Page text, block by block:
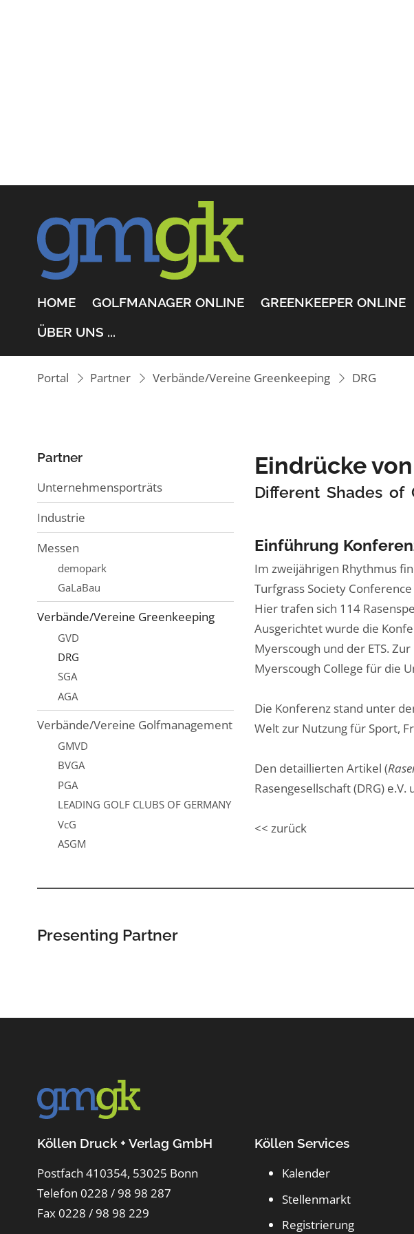
HOME GOLFMANAGER ONLINE GREENKEEPER ONLINE
ÜBER UNS ...
Portal Partner Verbände/Vereine Greenkeeping DRG
Eindrücke
Different Shades of
Einführung
Im zweijährigen Rhythmus
Turfgrass Society
Hier trafen sich 114
Ausgerichtet wurde die
Myerscough und der ETS.
Myerscough College für die
Die Konferenz stand unter
Welt zur Nutzung für Sport,
Den detaillierten Artikel (
Rasengesellschaft (DRG)
<< zurück
Partner
Unternehmensporträts
Industrie
Messen
demopark
GaLaBau
Verbände/Vereine Greenkeeping
GVD
DRG
SGA
AGA
Verbände/Vereine Golfmanagement
GMVD
BVGA
PGA
LEADING GOLF CLUBS OF GERMANY
VcG
ASGM
Presenting Partner
Köllen Druck + Verlag GmbH
Postfach 410354, 53025 Bonn
Telefon 0228 / 98 98 287
Fax 0228 / 98 98 229
Köllen Services
Kalender
Stellenmarkt
Registrierung